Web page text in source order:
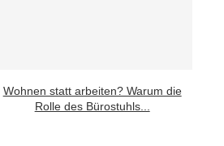
Wohnen statt arbeiten? Warum die
Rolle des Bürostuhls...